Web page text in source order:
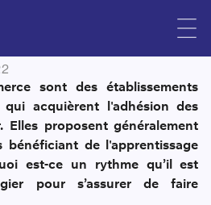
une école de
alternance ?
sont des établissements
acquièrent l'adhésion des
Elles proposent généralement
de l'apprentissage
est-ce un rythme qu’il est
pour s’assurer de faire